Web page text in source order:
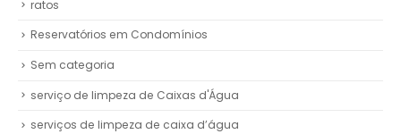
ratos
Reservatórios em Condomínios
Sem categoria
serviço de limpeza de Caixas d'Água
serviços de limpeza de caixa d’água